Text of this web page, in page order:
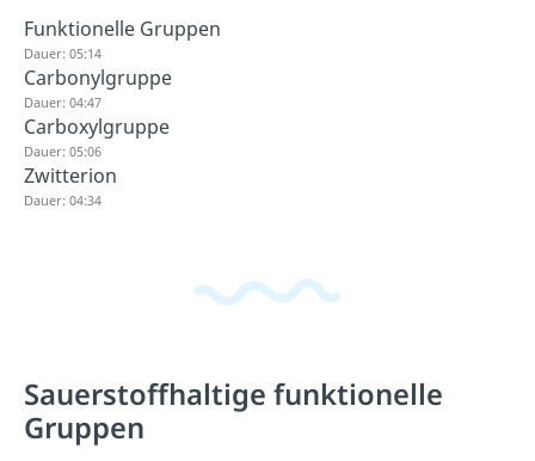
Funktionelle Gruppen
Dauer: 05:14
Carbonylgruppe
Dauer: 04:47
Carboxylgruppe
Dauer: 05:06
Zwitterion
Dauer: 04:34
Sauerstoffhaltige funktionelle
Gruppen